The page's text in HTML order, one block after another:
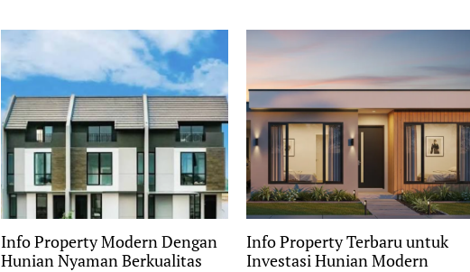
Info Property Modern Dengan
Hunian Nyaman Berkualitas
Info Property Terbaru untuk
Investasi Hunian Modern